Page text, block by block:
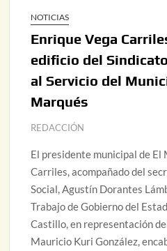
NOTICIAS
Enrique Vega
edificio del
al Servicio del
Marqués
REDACCIÓN
El presidente municipal de El
Carriles, acompañado del
Social, Agustín Dorantes
Trabajo de Gobierno del
Castillo, en representación
Mauricio Kuri González,